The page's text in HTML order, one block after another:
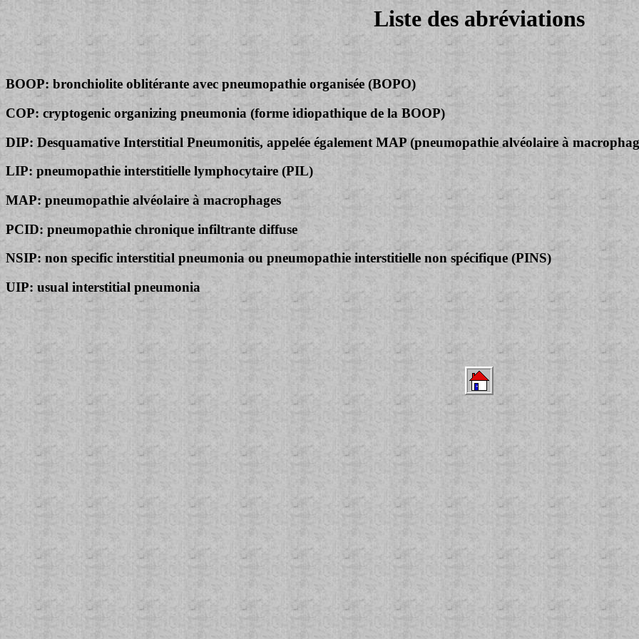
Liste des abréviations
BOOP: bronchiolite oblitérante avec pneumopathie organisée (BOPO)
COP: cryptogenic organizing pneumonia (forme idiopathique de la BOOP)
DIP: Desquamative Interstitial Pneumonitis, appelée également MAP (pneumopathie alvéolaire à
LIP: pneumopathie interstitielle lymphocytaire (PIL)
MAP: pneumopathie alvéolaire à macrophages
PCID: pneumopathie chronique infiltrante diffuse
NSIP: non specific interstitial pneumonia ou pneumopathie interstitielle non spécifique (PINS)
UIP: usual interstitial pneumonia